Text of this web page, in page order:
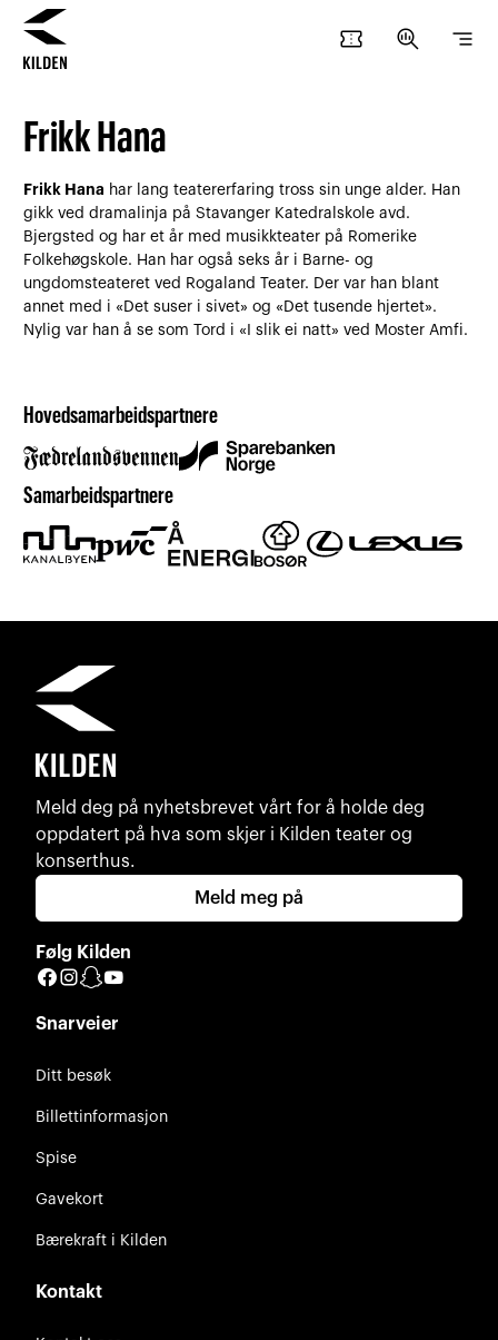
innhold
navigasjon
confirmation_number search_insights segment
Frikk Hana
Frikk Hana har lang teatererfaring tross sin unge alder. Han
gikk ved dramalinja på Stavanger Katedralskole avd.
Bjergsted og har et år med musikkteater på Romerike
Folkehøgskole. Han har også seks år i Barne- og
ungdomsteateret ved Rogaland Teater. Der var han blant
annet med i «Det suser i sivet» og «Det tusende hjertet».
Nylig var han å se som Tord i «I slik ei natt» ved Moster Amfi.
Hovedsamarbeidspartnere
Samarbeidspartnere
Meld deg på nyhetsbrevet vårt for å holde deg
oppdatert på hva som skjer i Kilden teater og
konserthus.
Meld meg på
Følg Kilden
Facebook
Instagram
Snapchat
Snarveier
Ditt besøk
Billettinformasjon
Spise
Gavekort
Bærekraft i Kilden
Kontakt